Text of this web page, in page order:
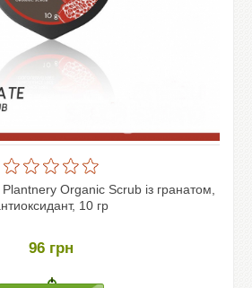
Organic Scrub із гранатом,
10 гр
96 грн